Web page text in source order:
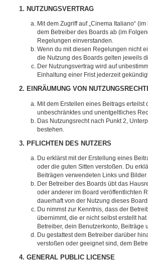
1. NUTZUNGSVERTRAG
Mit dem Zugriff auf „Cinema Italiano“
dem Betreiber des Boards ab (im
Regelungen einverstanden.
Wenn du mit diesen Regelungen nicht
die Nutzung des Boards gelten jeweils
Der Nutzungsvertrag wird auf
Einhaltung einer Frist jederzeit
2. EINRÄUMUNG VON
Mit dem Erstellen eines Beitrags
unbeschränktes und unentgeltliches
Das Nutzungsrecht nach Punkt 2,
bestehen.
3. PFLICHTEN DES NUTZERS
Du erklärst mit der Erstellung eines
oder die guten Sitten verstoßen. Du
Beiträgen verwendeten Links und
Der Betreiber des Boards übt das
oder anderer im Board veröffentlichten
dauerhaft von der Nutzung dieses
Du nimmst zur Kenntnis, dass der
übernimmt, die er nicht selbst erstellt
Betreiber, dein Benutzerkonto,
Du gestattest dem Betreiber darüber
verstoßen oder geeignet sind, dem
4. GENERAL PUBLIC LICENSE